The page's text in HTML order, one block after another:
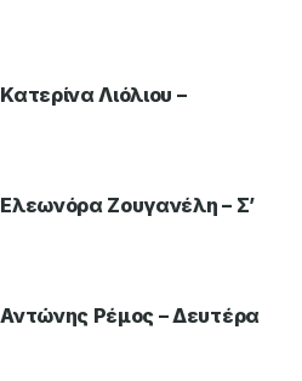
Λιόλιου –
Ελεωνόρα Ζουγανέλη – Σ’
Αντώνης Ρέμος – Δευτέρα